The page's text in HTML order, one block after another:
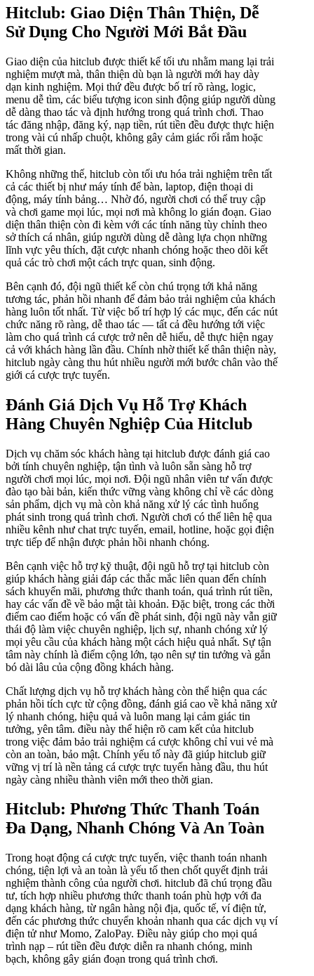
Hitclub: Giao Diện Thân Thiện, Dễ
Sử Dụng Cho Người Mới Bắt Đầu
Giao diện của hitclub được thiết kế tối ưu nhằm mang lại trải
nghiệm mượt mà, thân thiện dù bạn là người mới hay dày
dạn kinh nghiệm. Mọi thứ đều được bố trí rõ ràng, logic,
menu dễ tìm, các biểu tượng icon sinh động giúp người dùng
dễ dàng thao tác và định hướng trong quá trình chơi. Thao
tác đăng nhập, đăng ký, nạp tiền, rút tiền đều được thực hiện
trong vài cú nhấp chuột, không gây cảm giác rối rắm hoặc
mất thời gian.
Không những thế, hitclub còn tối ưu hóa trải nghiệm trên tất
cả các thiết bị như máy tính để bàn, laptop, điện thoại di
động, máy tính bảng… Nhờ đó, người chơi có thể truy cập
và chơi game mọi lúc, mọi nơi mà không lo gián đoạn. Giao
diện thân thiện còn đi kèm với các tính năng tùy chỉnh theo
sở thích cá nhân, giúp người dùng dễ dàng lựa chọn những
lĩnh vực yêu thích, đặt cược nhanh chóng hoặc theo dõi kết
quả các trò chơi một cách trực quan, sinh động.
Bên cạnh đó, đội ngũ thiết kế còn chú trọng tới khả năng
tương tác, phản hồi nhanh để đảm bảo trải nghiệm của khách
hàng luôn tốt nhất. Từ việc bố trí hợp lý các mục, đến các nút
chức năng rõ ràng, dễ thao tác — tất cả đều hướng tới việc
làm cho quá trình cá cược trở nên dễ hiểu, dễ thực hiện ngay
cả với khách hàng lần đầu. Chính nhờ thiết kế thân thiện này,
hitclub ngày càng thu hút nhiều người mới bước chân vào thế
giới cá cược trực tuyến.
Đánh Giá Dịch Vụ Hỗ Trợ Khách
Hàng Chuyên Nghiệp Của Hitclub
Dịch vụ chăm sóc khách hàng tại hitclub được đánh giá cao
bởi tính chuyên nghiệp, tận tình và luôn sẵn sàng hỗ trợ
người chơi mọi lúc, mọi nơi. Đội ngũ nhân viên tư vấn được
đào tạo bài bản, kiến thức vững vàng không chỉ về các dòng
sản phẩm, dịch vụ mà còn khả năng xử lý các tình huống
phát sinh trong quá trình chơi. Người chơi có thể liên hệ qua
nhiều kênh như chat trực tuyến, email, hotline, hoặc gọi điện
trực tiếp để nhận được phản hồi nhanh chóng.
Bên cạnh việc hỗ trợ kỹ thuật, đội ngũ hỗ trợ tại hitclub còn
giúp khách hàng giải đáp các thắc mắc liên quan đến chính
sách khuyến mãi, phương thức thanh toán, quá trình rút tiền,
hay các vấn đề về bảo mật tài khoản. Đặc biệt, trong các thời
điểm cao điểm hoặc có vấn đề phát sinh, đội ngũ này vẫn giữ
thái độ làm việc chuyên nghiệp, lịch sự, nhanh chóng xử lý
mọi yêu cầu của khách hàng một cách hiệu quả nhất. Sự tận
tâm này chính là điểm cộng lớn, tạo nên sự tin tưởng và gắn
bó dài lâu của cộng đồng khách hàng.
Chất lượng dịch vụ hỗ trợ khách hàng còn thể hiện qua các
phản hồi tích cực từ cộng đồng, đánh giá cao về khả năng xử
lý nhanh chóng, hiệu quả và luôn mang lại cảm giác tin
tưởng, yên tâm. điều này thể hiện rõ cam kết của hitclub
trong việc đảm bảo trải nghiệm cá cược không chỉ vui vẻ mà
còn an toàn, bảo mật. Chính yếu tố này đã giúp hitclub giữ
vững vị trí là nền tảng cá cược trực tuyến hàng đầu, thu hút
ngày càng nhiều thành viên mới theo thời gian.
Hitclub: Phương Thức Thanh Toán
Đa Dạng, Nhanh Chóng Và An Toàn
Trong hoạt động cá cược trực tuyến, việc thanh toán nhanh
chóng, tiện lợi và an toàn là yếu tố then chốt quyết định trải
nghiệm thành công của người chơi. hitclub đã chú trọng đầu
tư, tích hợp nhiều phương thức thanh toán phù hợp với đa
dạng khách hàng, từ ngân hàng nội địa, quốc tế, ví điện tử,
đến các phương thức chuyển khoản nhanh qua các dịch vụ ví
điện tử như Momo, ZaloPay. Điều này giúp cho mọi quá
trình nạp – rút tiền đều được diễn ra nhanh chóng, minh
bạch, không gây gián đoạn trong quá trình chơi.